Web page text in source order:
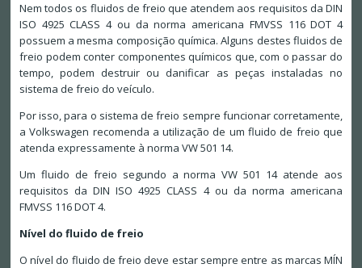
Nem todos os fluidos de freio que atendem aos requisitos da DIN
ISO 4925 CLASS 4 ou da norma americana FMVSS 116 DOT 4
possuem a mesma composição química. Alguns destes fluidos de
freio podem conter componentes químicos que, com o passar do
tempo, podem destruir ou danificar as peças instaladas no
sistema de freio do veículo.
Por isso, para o sistema de freio sempre funcionar corretamente,
a Volkswagen recomenda a utilização de um fluido de freio que
atenda expressamente à norma VW 501 14.
Um fluido de freio segundo a norma VW 501 14 atende aos
requisitos da DIN ISO 4925 CLASS 4 ou da norma americana
FMVSS 116 DOT 4.
Nível do fluido de freio
O nível do fluido de freio deve estar sempre entre as marcas MÍN